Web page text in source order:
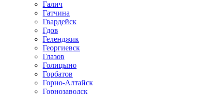
Галич
Гатчина
Гвардейск
Гдов
Геленджик
Георгиевск
Глазов
Голицыно
Горбатов
Горно-Алтайск
Горнозаводск